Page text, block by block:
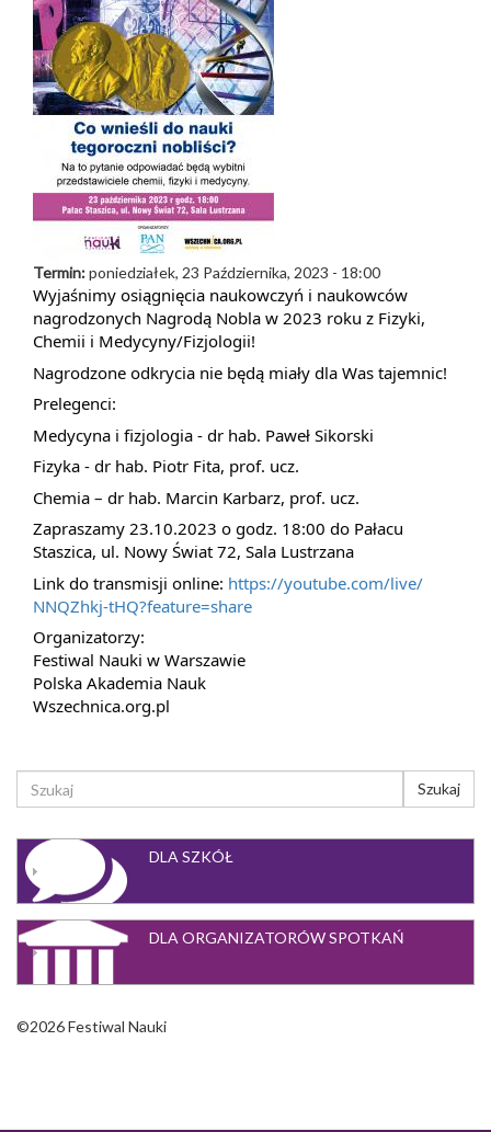
Termin:poniedziałek, 23 Października, 2023 - 18:00
Wyjaśnimy osiągnięcia naukowczyń i naukowców
nagrodzonych Nagrodą Nobla w 2023 roku z Fizyki,
Chemii i Medycyny/Fizjologii!
Nagrodzone odkrycia nie będą miały dla Was tajemnic!
Prelegenci:
Medycyna i fizjologia - dr hab. Paweł Sikorski
Fizyka - dr hab. Piotr Fita, prof. ucz.
Chemia – dr hab. Marcin Karbarz, prof. ucz.
Zapraszamy 23.10.2023 o godz. 18:00 do Pałacu
Staszica, ul. Nowy Świat 72, Sala Lustrzana
Link do transmisji online: https://youtube.com/live/
NNQZhkj-tHQ?feature=share
Organizatorzy:
Festiwal Nauki w Warszawie
Polska Akademia Nauk
Wszechnica.org.pl
FORMULARZ
WYSZUKIWANIA
Szukaj
DLA SZKÓŁ
DLA ORGANIZATORÓW SPOTKAŃ
©2026 Festiwal Nauki